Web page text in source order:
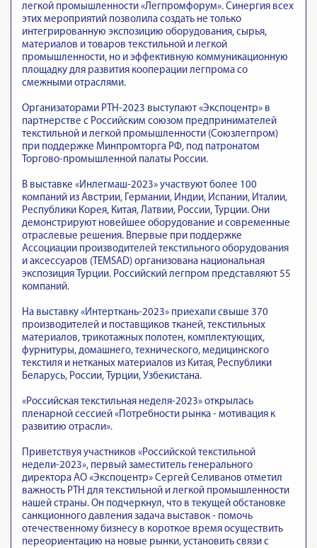
легкой промышленности «Легпромфорум». Синергия всех
этих мероприятий позволила создать не только
интегрированную экспозицию оборудования, сырья,
материалов и товаров текстильной и легкой
промышленности, но и эффективную коммуникационную
площадку для развития кооперации легпрома со
смежными отраслями.
Организаторами РТН-2023 выступают «Экспоцентр» в
партнерстве с Российским союзом предпринимателей
текстильной и легкой промышленности (Союзлегпром)
при поддержке Минпромторга РФ, под патронатом
Торгово-промышленной палаты России.
В выставке «Инлегмаш-2023» участвуют более 100
компаний из Австрии, Германии, Индии, Испании, Италии,
Республики Корея, Китая, Латвии, России, Турции. Они
демонстрируют новейшее оборудование и современные
отраслевые решения. Впервые при поддержке
Ассоциации производителей текстильного оборудования
и аксессуаров (TEMSAD) организована национальная
экспозиция Турции. Российский легпром представляют 55
компаний.
На выставку «Интерткань-2023» приехали свыше 370
производителей и поставщиков тканей, текстильных
материалов, трикотажных полотен, комплектующих,
фурнитуры, домашнего, технического, медицинского
текстиля и нетканых материалов из Китая, Республики
Беларусь, России, Турции, Узбекистана.
«Российская текстильная неделя-2023» открылась
пленарной сессией «Потребности рынка - мотивация к
развитию отрасли».
Приветствуя участников «Российской текстильной
недели-2023», первый заместитель генерального
директора АО «Экспоцентр» Сергей Селиванов отметил
важность РТН для текстильной и легкой промышленности
нашей страны. Он подчеркнул, что в текущей обстановке
санкционного давления задача выставок - помочь
отечественному бизнесу в короткое время осуществить
переориентацию на новые рынки, установить связи с